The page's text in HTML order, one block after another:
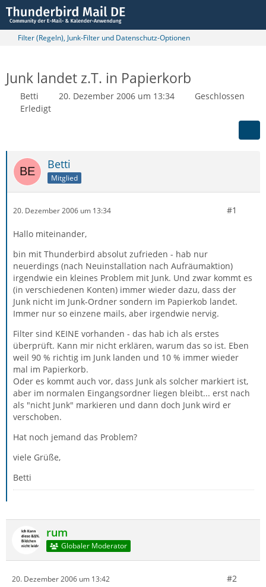
Filter (Regeln), Junk-Filter und Datenschutz-Optionen
Junk landet z.T. in Papierkorb
Betti 20. Dezember 2006 um 13:34
Geschlossen
Erledigt
Betti
Mitglied
20. Dezember 2006 um 13:34 #1
Hallo miteinander,
bin mit Thunderbird absolut zufrieden - hab nur
neuerdings (nach Neuinstallation nach Aufräumaktion)
irgendwie ein kleines Problem mit Junk. Und zwar kommt es
(in verschiedenen Konten) immer wieder dazu, dass der
Junk nicht im Junk-Ordner sondern im Papierkob landet.
Immer nur so einzene mails, aber irgendwie nervig.
Filter sind KEINE vorhanden - das hab ich als erstes
überprüft. Kann mir nicht erklären, warum das so ist. Eben
weil 90 % richtig im Junk landen und 10 % immer wieder
mal im Papierkorb.
Oder es kommt auch vor, dass Junk als solcher markiert ist,
aber im normalen Eingangsordner liegen bleibt... erst nach
als "nicht Junk" markieren und dann doch Junk wird er
verschoben.
Hat noch jemand das Problem?
viele Grüße,
Betti
rum
Globaler Moderator
20. Dezember 2006 um 13:42 #2